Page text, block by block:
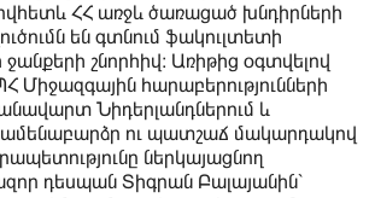
ՀՀ առջև ծառացած խնդիրների
են գտնում ֆակուլտետի
շնորհիվ։ Առիթից օգտվելով
Միջազգային հարաբերությունների
Նիդերլանդներում և
ամենաբարձր ու պատշաճ մակարդակով
ներկայացնող
դեսպան Տիգրան Բալայանին՝